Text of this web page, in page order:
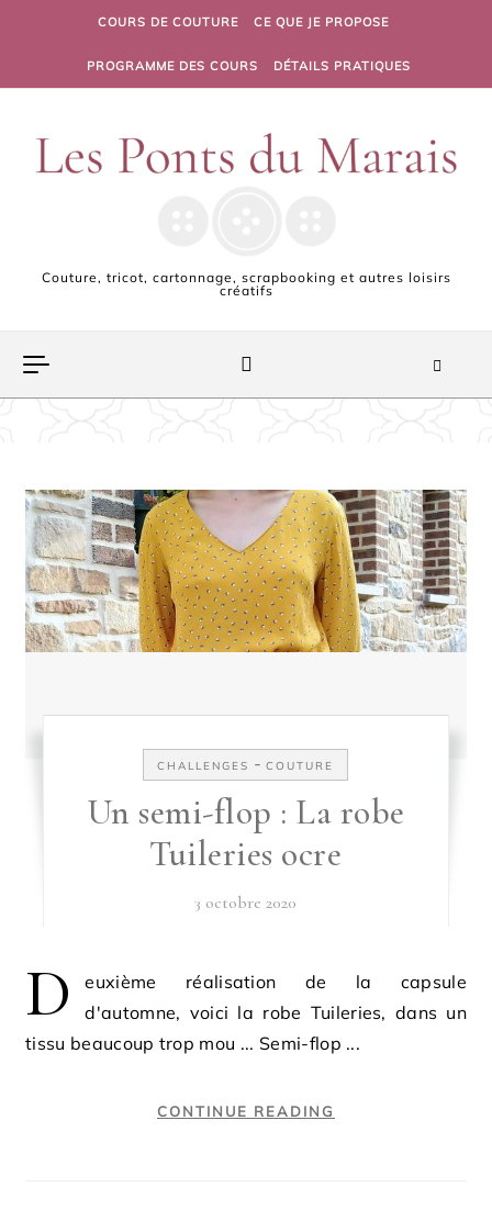
Skip to contentCOURS DE COUTURE CE QUE JE PROPOSE
PROGRAMME DES COURS DÉTAILS PRATIQUES
Couture, tricot, cartonnage, scrapbooking et autres loisirs
créatifs
CHALLENGES -COUTURE
Un semi-flop : La robe
Tuileries ocre
3 octobre 2020
D
euxième réalisation de la capsule
d'automne, voici la robe Tuileries, dans un
tissu beaucoup trop mou ... Semi-flop ...
CONTINUE READING